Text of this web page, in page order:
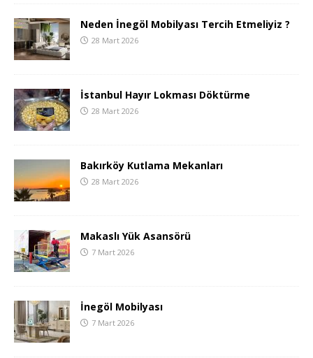
Neden İnegöl Mobilyası Tercih Etmeliyiz ?
28 Mart 2026
İstanbul Hayır Lokması Döktürme
28 Mart 2026
Bakırköy Kutlama Mekanları
28 Mart 2026
Makaslı Yük Asansörü
7 Mart 2026
İnegöl Mobilyası
7 Mart 2026